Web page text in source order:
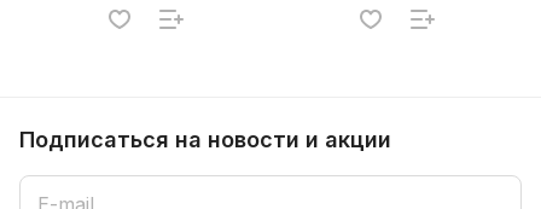
Подписаться на новости и акции